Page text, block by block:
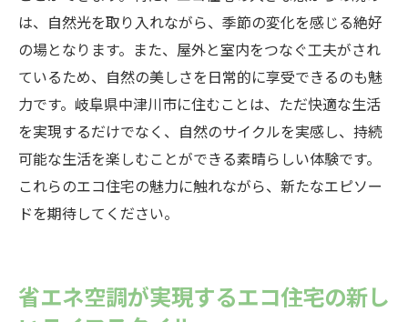
空調システムの進化が支える新しい生活様
式
エコ住宅で感じる未来の住まいの可能性
持続可能な暮らしを実現するための技術革
新
は、自然光を取り入れながら、季節の変化を感じる絶好
の場となります。また、屋外と室内をつなぐ工夫がされ
ているため、自然の美しさを日常的に享受できるのも魅
力です。岐阜県中津川市に住むことは、ただ快適な生活
を実現するだけでなく、自然のサイクルを実感し、持続
可能な生活を楽しむことができる素晴らしい体験です。
これらのエコ住宅の魅力に触れながら、新たなエピソー
ドを期待してください。
省エネ空調が実現するエコ住宅の新し